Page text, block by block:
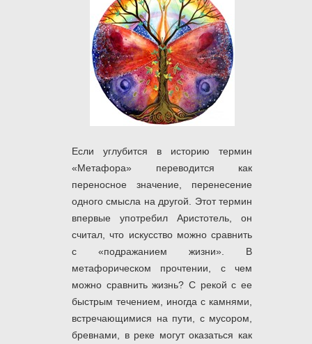
Если углубится в историю термин
«Метафора» переводится как
переносное значение, перенесение
одного смысла на другой. Этот термин
впервые употребил Аристотель, он
считал, что искусство можно сравнить
с «подражанием жизни». В
метафорическом прочтении, с чем
можно сравнить жизнь? С рекой с ее
быстрым течением, иногда с камнями,
встречающимися на пути, с мусором,
бревнами, в реке могут оказаться как